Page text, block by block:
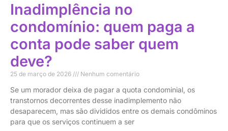
Inadimplência no
condomínio: quem paga a
conta pode saber quem
deve?
25 de março de 2026 Nenhum comentário
Se um morador deixa de pagar a quota condominial, os
transtornos decorrentes desse inadimplemento não
desaparecem, mas são divididos entre os demais condôminos
para que os serviços continuem a ser